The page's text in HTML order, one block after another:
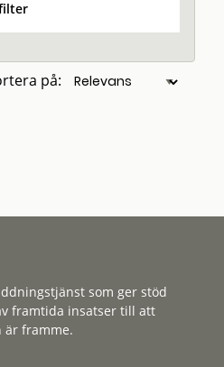
på:
som ger stöd
framtida insatser till att
är framme.